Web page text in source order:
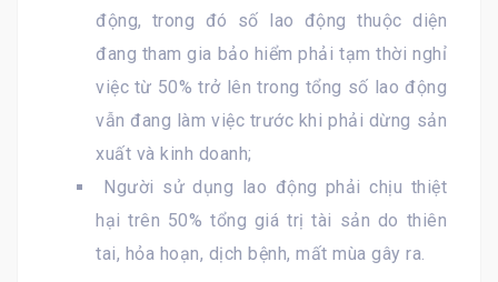
động, trong đó số lao động thuộc diện
đang tham gia bảo hiểm phải tạm thời nghỉ
việc từ 50% trở lên trong tổng số lao động
vẫn đang làm việc trước khi phải dừng sản
xuất và kinh doanh;
Người sử dụng lao động phải chịu thiệt
hại trên 50% tổng giá trị tài sản do thiên
tai, hỏa hoạn, dịch bệnh, mất mùa gây ra.